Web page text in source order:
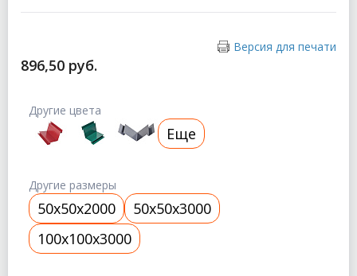
Версия для печати
896,50 руб.
Другие цвета
Еще
Другие размеры
50x50x2000
50x50x3000
100x100x3000